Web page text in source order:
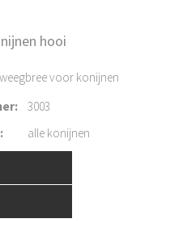
hooi
voor konijnen
:
3003
: alle konijnen